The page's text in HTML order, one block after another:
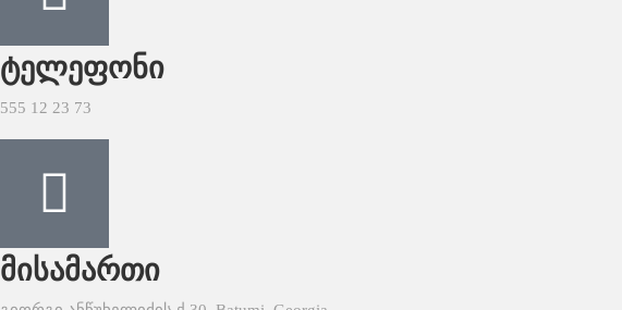
ტელეფონი
555 12 23 73
მისამართი